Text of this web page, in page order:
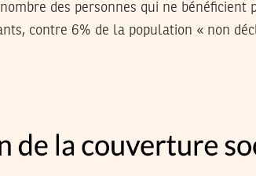
des personnes qui ne bénéficient
contre 6% de la population « non